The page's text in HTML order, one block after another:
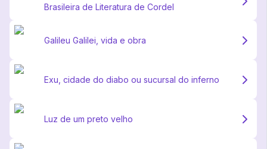
Brasileira de Literatura de Cordel
Galileu Galilei, vida e obra
Exu, cidade do diabo ou sucursal do inferno
Luz de um preto velho